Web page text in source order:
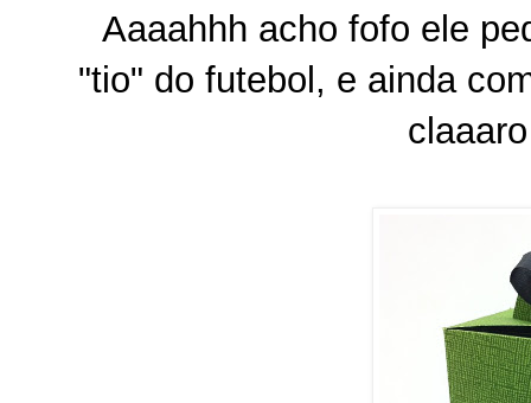
Aaaahhh acho fofo ele
"tio" do futebol, e ainda